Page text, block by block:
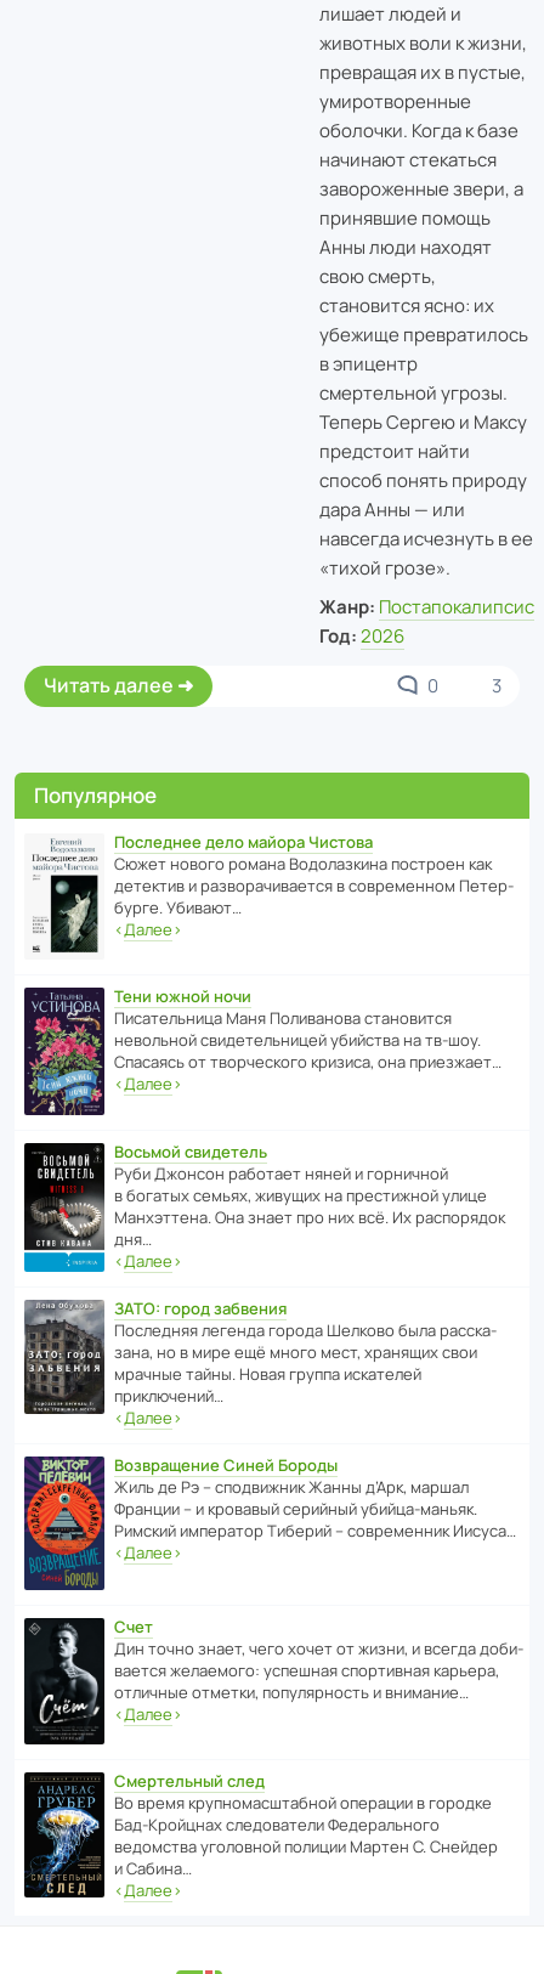
лишает людей и
животных воли к жизни,
превращая их в пустые,
умиротворенные
оболочки. Когда к базе
начинают стекаться
завороженные звери, а
принявшие помощь
Анны люди находят
свою смерть,
становится ясно: их
убежище превратилось
в эпицентр
смертельной угрозы.
Теперь Сергею и Максу
предстоит найти
способ понять природу
дара Анны — или
навсегда исчезнуть в ее
«тихой грозе».
Жанр: Постапокалипсис
Год: 2026
Читать далее 0 3
Популярное
Последнее дело майора Чистова
Сюжет нового романа Водо­ла­з­кина пост­роен как
дете­ктив и разво­ра­чи­ва­ется в совре­менном Пете­р­
бурге. Убивают…
‹Далее›
Тени южной ночи
Писа­тель­ница Маня Поли­ва­нова стано­вится
невольной свиде­тель­ницей убийства на тв-шоу.
Спасаясь от твор­че­с­кого кризиса, она приезжает…
‹Далее›
Восьмой свидетель
Руби Джонсон рабо­тает няней и горни­чной
в богатых семьях, живущих на прес­ти­жной улице
Манх­эт­тена. Она знает про них всё. Их распо­рядок
дня…
‹Далее›
ЗАТО: город забвения
После­дняя легенда города Шелково была расска­
зана, но в мире ещё много мест, хранящих свои
мрачные тайны. Новая группа иска­телей
приключений…
‹Далее›
Возвращение Синей Бороды
Жиль де Рэ – спод­ви­жник Жанны д’Арк, маршал
Франции – и кровавый серийный убийца-маньяк.
Римский импе­ратор Тиберий – совре­менник Иисуса…
‹Далее›
Счет
Дин точно знает, чего хочет от жизни, и всегда доби­
ва­ется жела­е­мого: успе­шная спор­ти­вная карьера,
отли­чные отметки, попу­ля­р­ность и внимание…
‹Далее›
Смертельный след
Во время круп­но­мас­ш­та­бной операции в городке
Бад‑Крой­цнах следо­ва­тели Феде­раль­ного
ведомства уголо­вной полиции Мартен С. Снейдер
и Сабина…
‹Далее›